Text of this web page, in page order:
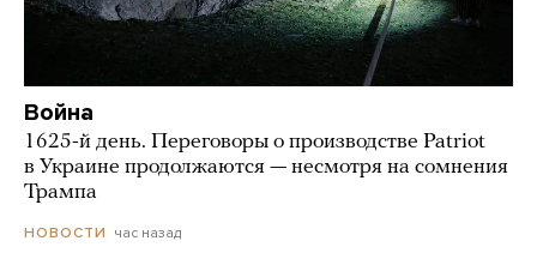
Война
1625-й день. Переговоры о производстве Patriot
в Украине продолжаются — несмотря на сомнения
Трампа
НОВОСТИ час назад